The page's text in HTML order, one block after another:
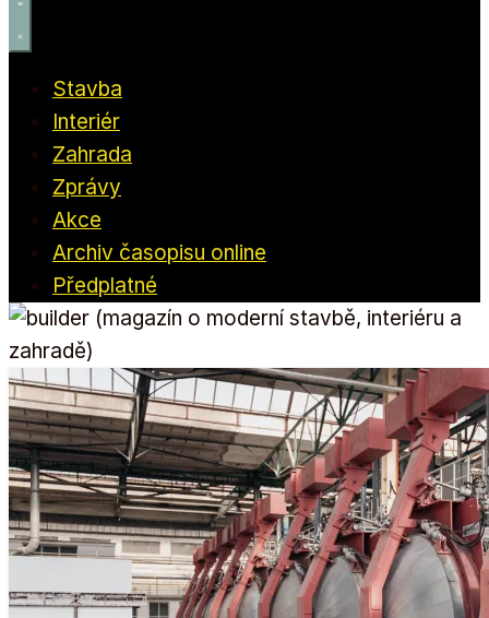
Stavba
Interiér
Zahrada
Zprávy
Akce
Archiv časopisu online
Předplatné